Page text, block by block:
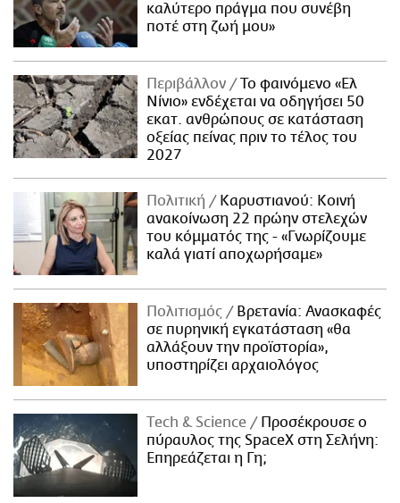
καλύτερο πράγμα που συνέβη
ποτέ στη ζωή μου»
Περιβάλλον
Το φαινόμενο «Ελ
Νίνιο» ενδέχεται να οδηγήσει 50
εκατ. ανθρώπους σε κατάσταση
οξείας πείνας πριν το τέλος του
2027
Πολιτική
Καρυστιανού: Κοινή
ανακοίνωση 22 πρώην στελεχών
του κόμματός της - «Γνωρίζουμε
καλά γιατί αποχωρήσαμε»
Πολιτισμός
Βρετανία: Ανασκαφές
σε πυρηνική εγκατάσταση «θα
αλλάξουν την προϊστορία»,
υποστηρίζει αρχαιολόγος
Τech & Science
Προσέκρουσε ο
πύραυλος της SpaceX στη Σελήνη:
Επηρεάζεται η Γη;